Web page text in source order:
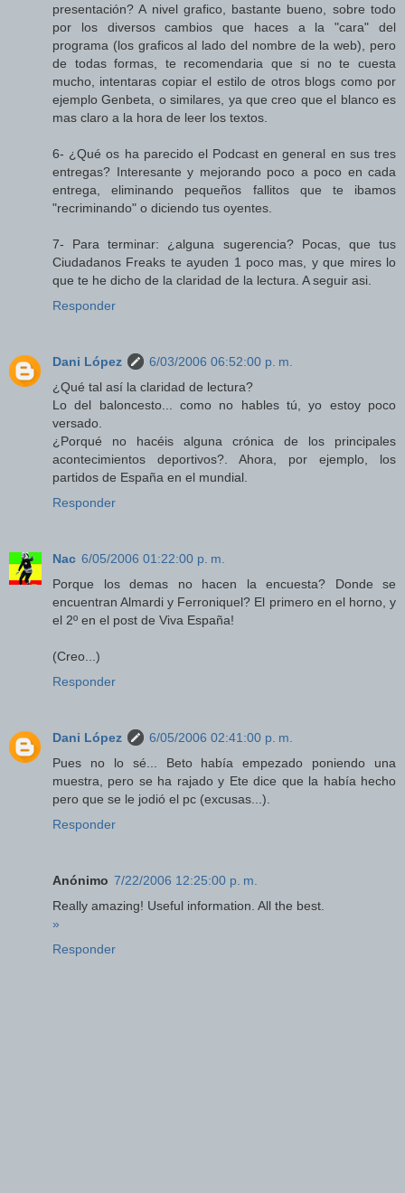
presentación? A nivel grafico, bastante bueno, sobre todo
por los diversos cambios que haces a la "cara" del
programa (los graficos al lado del nombre de la web), pero
de todas formas, te recomendaria que si no te cuesta
mucho, intentaras copiar el estilo de otros blogs como por
ejemplo Genbeta, o similares, ya que creo que el blanco es
mas claro a la hora de leer los textos.
6- ¿Qué os ha parecido el Podcast en general en sus tres
entregas? Interesante y mejorando poco a poco en cada
entrega, eliminando pequeños fallitos que te ibamos
"recriminando" o diciendo tus oyentes.
7- Para terminar: ¿alguna sugerencia? Pocas, que tus
Ciudadanos Freaks te ayuden 1 poco mas, y que mires lo
que te he dicho de la claridad de la lectura. A seguir asi.
Responder
Dani López
6/03/2006 06:52:00 p. m.
¿Qué tal así la claridad de lectura?
Lo del baloncesto... como no hables tú, yo estoy poco
versado.
¿Porqué no hacéis alguna crónica de los principales
acontecimientos deportivos?. Ahora, por ejemplo, los
partidos de España en el mundial.
Responder
Nac 6/05/2006 01:22:00 p. m.
Porque los demas no hacen la encuesta? Donde se
encuentran Almardi y Ferroniquel? El primero en el horno, y
el 2º en el post de Viva España!
(Creo...)
Responder
Dani López
6/05/2006 02:41:00 p. m.
Pues no lo sé... Beto había empezado poniendo una
muestra, pero se ha rajado y Ete dice que la había hecho
pero que se le jodió el pc (excusas...).
Responder
Anónimo 7/22/2006 12:25:00 p. m.
Really amazing! Useful information. All the best.
»
Responder